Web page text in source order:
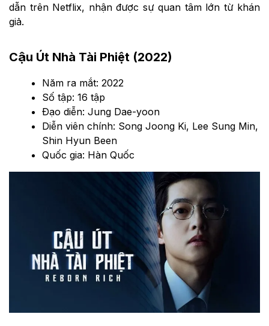
dẫn trên Netflix, nhận được sự quan tâm lớn từ khán
giả.
Cậu Út Nhà Tài Phiệt (2022)
Năm ra mắt: 2022
Số tập: 16 tập
Đạo diễn: Jung Dae-yoon
Diễn viên chính: Song Joong Ki, Lee Sung Min,
Shin Hyun Been
Quốc gia: Hàn Quốc